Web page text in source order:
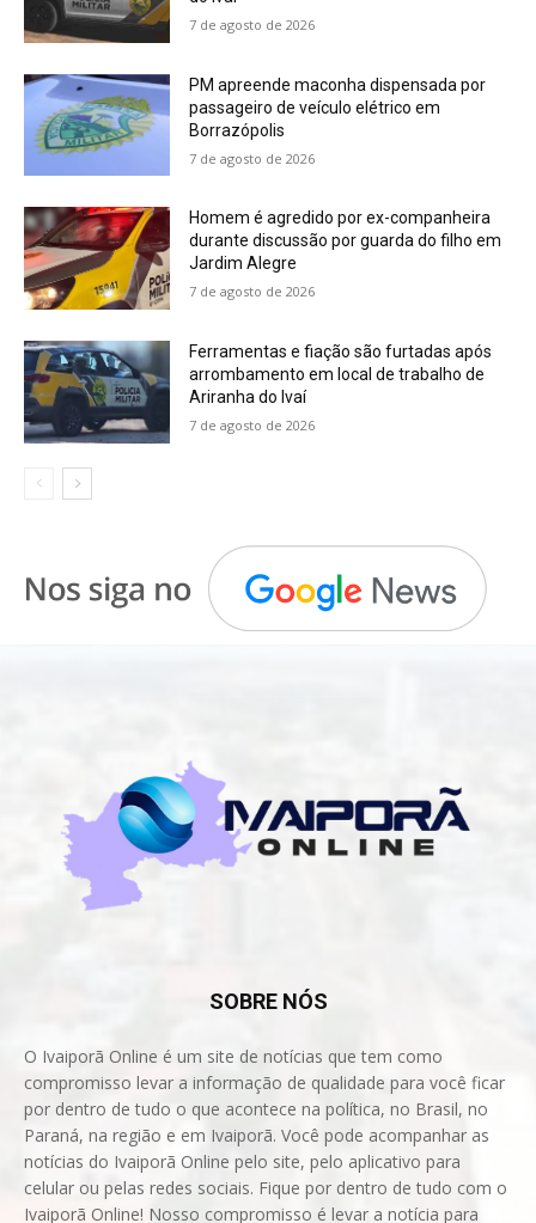
7 de agosto de 2026
PM apreende maconha dispensada por
passageiro de veículo elétrico em
Borrazópolis
7 de agosto de 2026
Homem é agredido por ex-companheira
durante discussão por guarda do filho em
Jardim Alegre
7 de agosto de 2026
Ferramentas e fiação são furtadas após
arrombamento em local de trabalho de
Ariranha do Ivaí
7 de agosto de 2026
SOBRE NÓS
O Ivaiporã Online é um site de notícias que tem como
compromisso levar a informação de qualidade para você ficar
por dentro de tudo o que acontece na política, no Brasil, no
Paraná, na região e em Ivaiporã. Você pode acompanhar as
notícias do Ivaiporã Online pelo site, pelo aplicativo para
celular ou pelas redes sociais. Fique por dentro de tudo com o
Ivaiporã Online! Nosso compromisso é levar a notícia para